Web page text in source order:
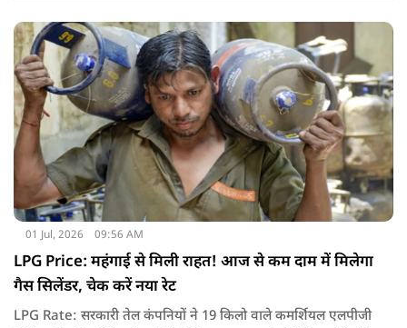
01 Jul, 2026 09:56 AM
LPG Price: महंगाई से मिली राहत! आज से कम दाम में मिलेगा
गैस सिलेंडर, चेक करें नया रेट
LPG Rate: सरकारी तेल कंपनियों ने 19 किलो वाले कमर्शियल एलपीजी